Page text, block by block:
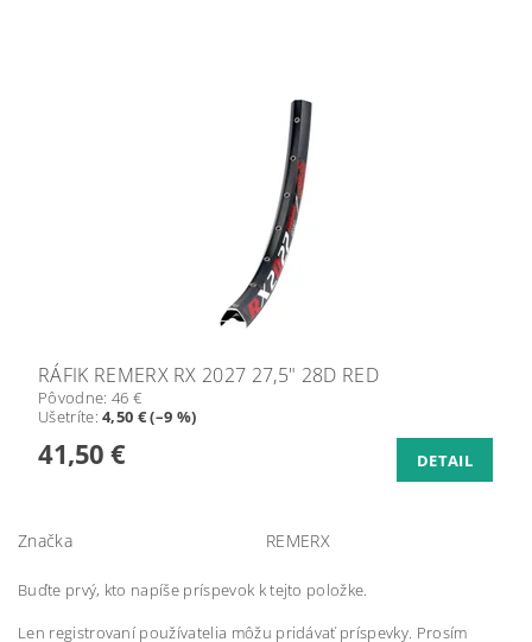
RÁFIK REMERX RX 2027 27,5" 28D RED
Pôvodne: 46 €
Ušetríte:4,50 € (–9 %)
41,50 € DETAIL
Značka REMERX
Buďte prvý, kto napíše príspevok k tejto položke.
Len registrovaní používatelia môžu pridávať príspevky. Prosím